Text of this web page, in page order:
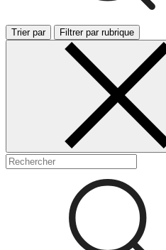
Trier par Filtrer par rubrique